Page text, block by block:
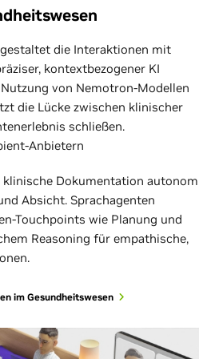
die Interaktionen mit
kontextbezogener KI
von Nemotron-Modellen
die Lücke zwischen klinischer
schließen.
Anbietern
Dokumentation autonom
Absicht. Sprachagenten
Touchpoints wie Planung und
Reasoning für empathische,
im Gesundheitswesen